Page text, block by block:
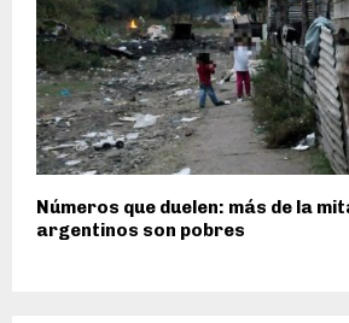
Números que duelen: más de la
argentinos son pobres